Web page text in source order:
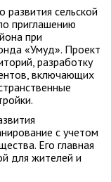
развития сельской
приглашению
при
«Умуд». Проект
разработку
включающих
с учетом
Его главная
для жителей и